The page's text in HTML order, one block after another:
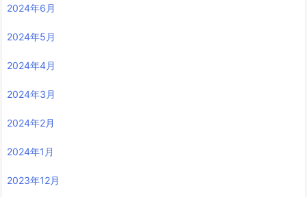
2024年6月
2024年5月
2024年4月
2024年3月
2024年2月
2024年1月
2023年12月